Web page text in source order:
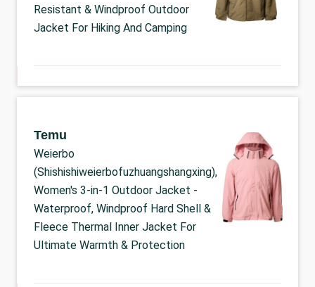
Resistant & Windproof Outdoor
Jacket For Hiking And Camping
Temu
Weierbo
(Shishishiweierbofuzhuangshangxing),
Women's 3-in-1 Outdoor Jacket -
Waterproof, Windproof Hard Shell &
Fleece Thermal Inner Jacket For
Ultimate Warmth & Protection